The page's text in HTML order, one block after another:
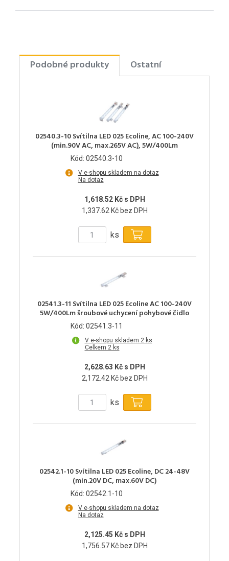
Podobné produkty Ostatní
02540.3-10 Svítilna LED 025 Ecoline, AC 100-240V
(min.90V AC, max.265V AC), 5W/400Lm
Kód: 02540.3-10
V e-shopu skladem na dotaz
Na dotaz
1,618.52 Kč s DPH
1,337.62 Kč bez DPH
ks
02541.3-11 Svítilna LED 025 Ecoline AC 100-240V
5W/400Lm šroubové uchycení pohybové čidlo
Kód: 02541.3-11
V e-shopu skladem 2 ks
Celkem 2 ks
2,628.63 Kč s DPH
2,172.42 Kč bez DPH
ks
02542.1-10 Svítilna LED 025 Ecoline, DC 24-48V
(min.20V DC, max.60V DC)
Kód: 02542.1-10
V e-shopu skladem na dotaz
Na dotaz
2,125.45 Kč s DPH
1,756.57 Kč bez DPH